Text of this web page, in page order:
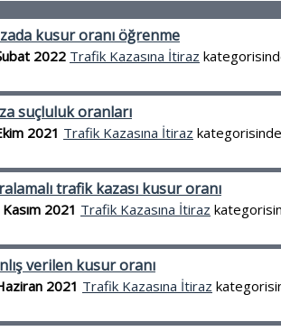
kusur oranı öğrenme
2022 Trafik Kazasına İtiraz
suçluluk oranları
2021 Trafik Kazasına İtiraz kategorisinde
trafik kazası kusur oranı
2021 Trafik Kazasına İtiraz
verilen kusur oranı
2021 Trafik Kazasına İtiraz